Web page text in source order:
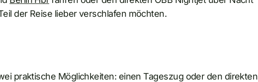
der Reise lieber verschlafen möchten.
praktische Möglichkeiten: einen Tageszug oder den direkten